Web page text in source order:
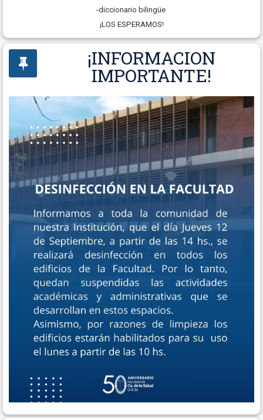
-diccionario bilingüe
¡LOS ESPERAMOS!
¡INFORMACION
IMPORTANTE!